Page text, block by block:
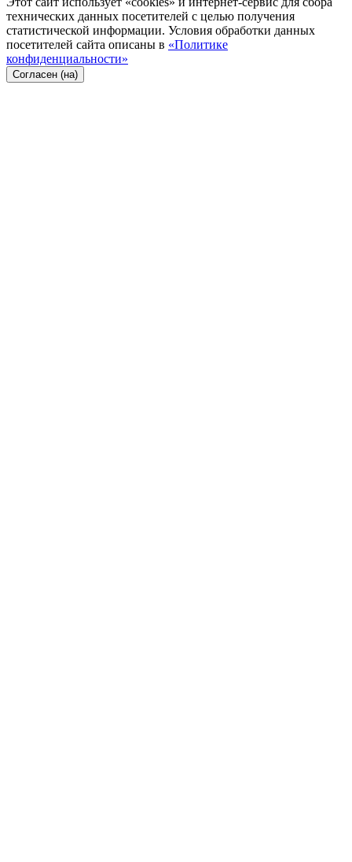
технических данных посетителей с целью получения
статистической информации. Условия обработки данных
посетителей сайта описаны в «Политике
конфиденциальности»
Согласен (на)